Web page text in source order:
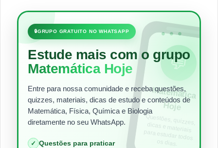
•••
🔒GRUPO GRATUITO NO WHATSAPP
Estude mais com o grupo
Matemática Hoje
Entre para nossa comunidade e receba questões,
quizzes, materiais, dicas de estudo e conteúdos de
Matemática, Física, Química e Biologia
diretamente no seu WhatsApp.
✓ Questões para praticar
💬
Matem
ática
Hoje
Questões, quizzes,
dicas e materiais
para estudar todos
os dias.